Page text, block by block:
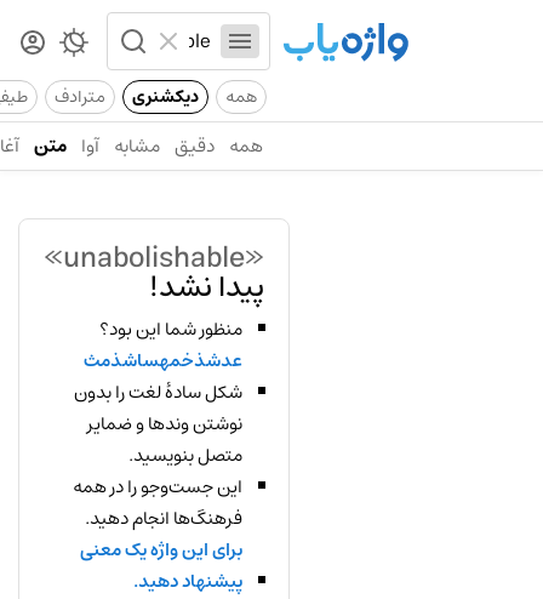
همه دیکشنری مترادف
همه دقیق مشابه آوا متن
«unabolishable»
پیدا نشد!
منظور شما این بود؟
عدشذخمهساشذمث
شکل سادهٔ لغت را بدون
نوشتن وندها و ضمایر
متصل بنویسید.
این جست‌وجو را در همه
فرهنگ‌ها انجام دهید.
برای این واژه یک معنی
پیشنهاد دهید.